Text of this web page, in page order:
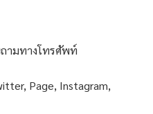
ามทางโทรศัพท์
Page, Instagram,